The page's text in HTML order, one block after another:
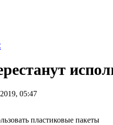
05:47